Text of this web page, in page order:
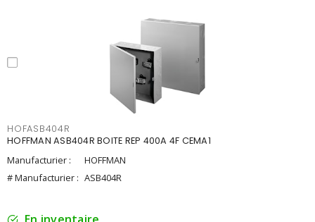
HOFASB404R
HOFFMAN ASB404R BOITE REP 400A 4F CEMA1
Manufacturier :
HOFFMAN
# Manufacturier : ASB404R